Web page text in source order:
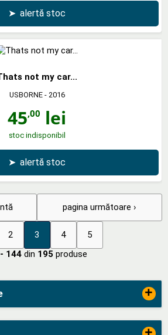
+
➤ alertă stoc
not my car...
USBORNE- 2016
45,00 lei
stoc indisponibil
➤ alertă stoc
2 3 4 5
pagina următoare ›
144din 195 produse